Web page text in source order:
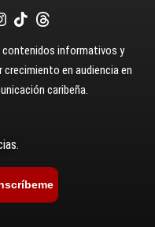
informativos y
en audiencia en
caribeña.